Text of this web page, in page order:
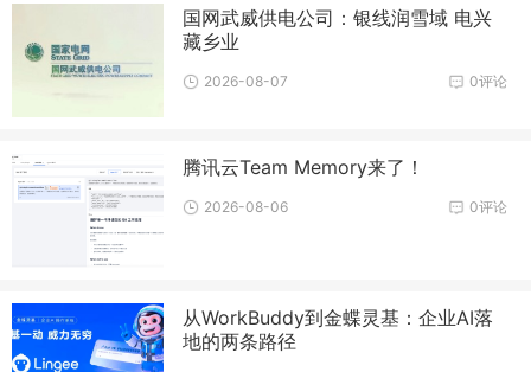
国网武威供电公司：银线润雪域 电兴
藏乡业
0评论
2026-08-07
腾讯云Team Memory来了！
0评论
2026-08-06
从WorkBuddy到金蝶灵基：企业AI落
地的两条路径